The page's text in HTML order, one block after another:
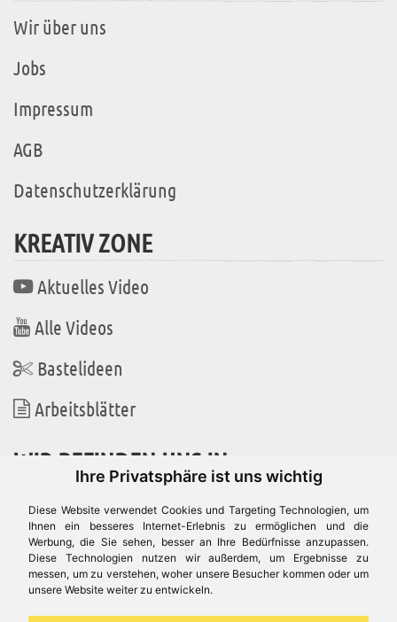
Ihre Privatsphäre ist uns wichtig
Diese Website verwendet Cookies und Targeting Technologien, um
Ihnen ein besseres Internet-Erlebnis zu ermöglichen und die
Werbung, die Sie sehen, besser an Ihre Bedürfnisse anzupassen.
Diese Technologien nutzen wir außerdem, um Ergebnisse zu
messen, um zu verstehen, woher unsere Besucher kommen oder um
unsere Website weiter zu entwickeln.
Wir über uns
Jobs
Impressum
AGB
Datenschutzerklärung
KREATIV ZONE
Aktuelles Video
Alle Videos
Bastelideen
Arbeitsblätter
WIR BEFINDEN UNS IN
Es gibt uns auch in